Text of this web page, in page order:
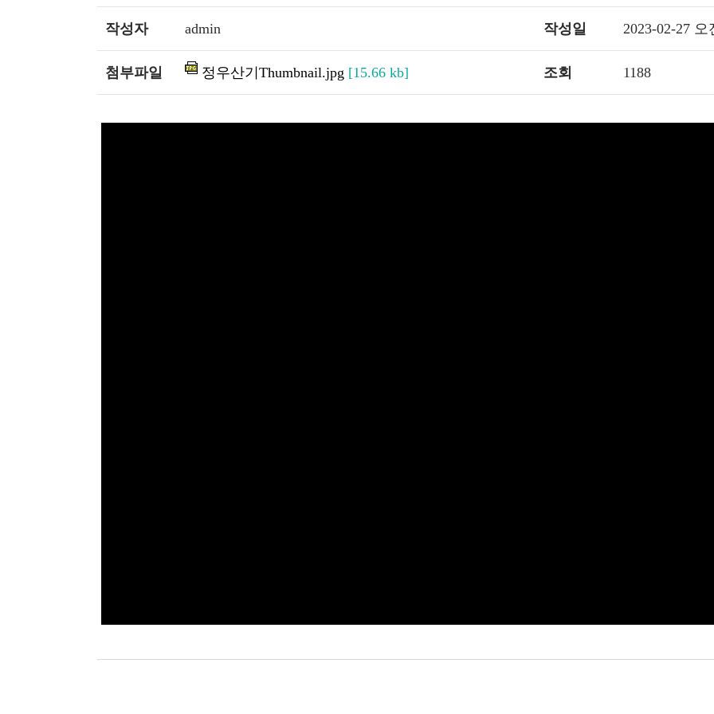
작성자 admin 작성일 2023-02-27 오
첨부파일 정우산기Thumbnail.jpg [15.66 kb] 조회 1188